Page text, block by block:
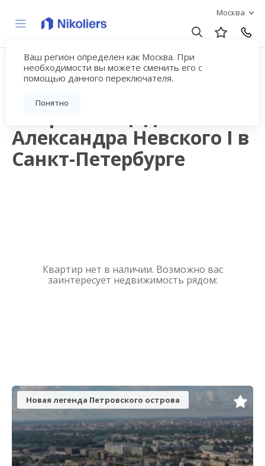
Москва
Ваш регион определен как Москва. При
необходимости вы можете сменить его с
помощью данного переключателя.
Понятно
Продажа квартир в
новостройках рядом с
Александра Невского I в
Санкт-Петербурге
Квартир нет в наличии. Возможно вас
заинтересует недвижимость рядом:
Новая легенда Петровского острова